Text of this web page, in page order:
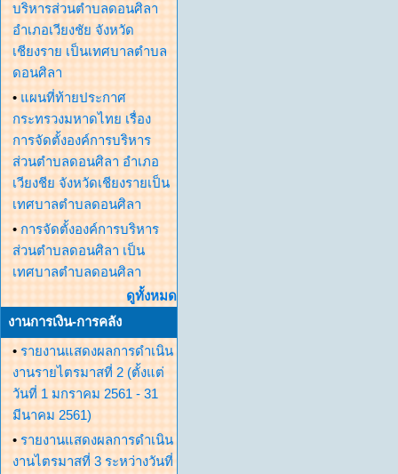
บริหารส่วนตำบลดอนศิลา
อำเภอเวียงชัย จังหวัด
เชียงราย เป็นเทศบาลตำบล
ดอนศิลา
• แผนที่ท้ายประกาศ
กระทรวงมหาดไทย เรื่อง
การจัดตั้งองค์การบริหาร
ส่วนตำบลดอนศิลา อำเภอ
เวียงชีย จังหวัดเชียงรายเป็น
เทศบาลตำบลดอนศิลา
• การจัดตั้งองค์การบริหาร
ส่วนตำบลดอนศิลา เป็น
เทศบาลตำบลดอนศิลา
ดูทั้งหมด
งานการเงิน-การคลัง
• รายงานแสดงผลการดำเนิน
งานรายไตรมาสที่ 2 (ตั้งแต่
วันที่ 1 มกราคม 2561 - 31
มีนาคม 2561)
• รายงานแสดงผลการดำเนิน
งานไตรมาสที่ 3 ระหว่างวันที่